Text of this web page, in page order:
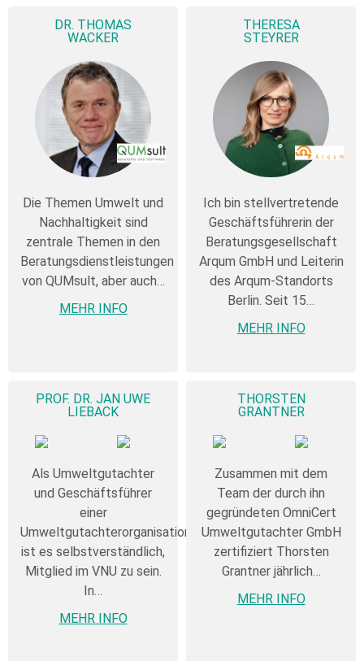
DR. THOMAS
WACKER
Die Themen Umwelt und
Nachhaltigkeit sind
zentrale Themen in den
Beratungsdienstleistungen
von QUMsult, aber auch…
MEHR INFO
THERESA
STEYRER
Ich bin stellvertretende
Geschäftsführerin der
Beratungsgesellschaft
Arqum GmbH und Leiterin
des Arqum-Standorts
Berlin. Seit 15…
MEHR INFO
PROF. DR. JAN UWE
LIEBACK
Als Umweltgutachter
und Geschäftsführer
einer
Umweltgutachterorganisation
ist es selbstverständlich,
Mitglied im VNU zu sein.
In…
MEHR INFO
THORSTEN
GRANTNER
Zusammen mit dem
Team der durch ihn
gegründeten OmniCert
Umweltgutachter GmbH
zertifiziert Thorsten
Grantner jährlich…
MEHR INFO